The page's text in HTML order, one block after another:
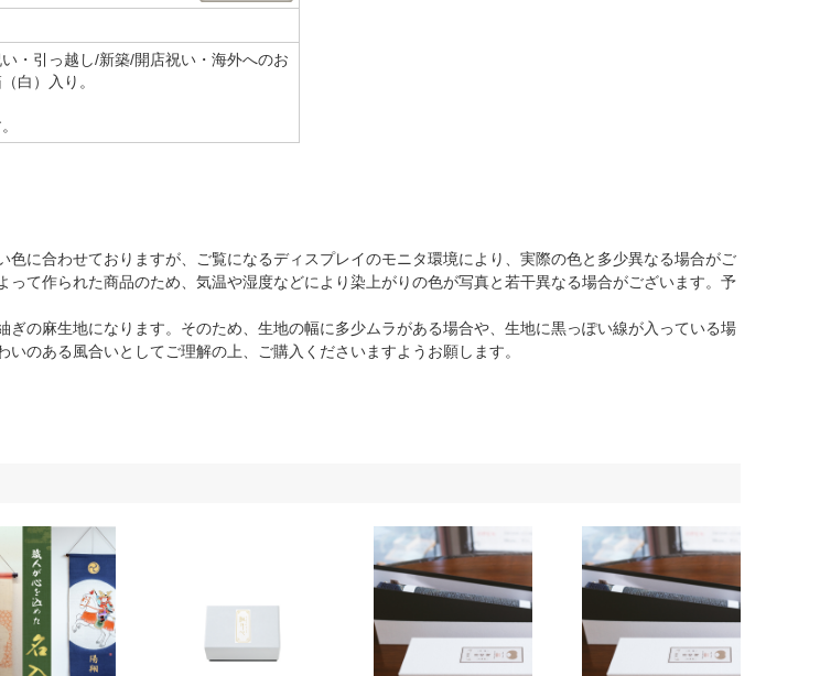
・引っ越し/新築/開店祝い・海外へのお
白）入り。
に合わせておりますが、ご覧になるディスプレイのモニタ環境により、実際の色と多少異なる場合がご
って作られた商品のため、気温や湿度などにより染上がりの色が写真と若干異なる場合がございます。予
の麻生地になります。そのため、生地の幅に多少ムラがある場合や、生地に黒っぽい線が入っている場
のある風合いとしてご理解の上、ご購入くださいますようお願します。